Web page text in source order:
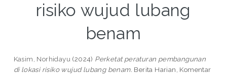
risiko wujud lubang
benam
Kasim, Norhidayu (2024) Perketat peraturan pembangunan
di lokasi risiko wujud lubang benam. Berita Harian, Komentar